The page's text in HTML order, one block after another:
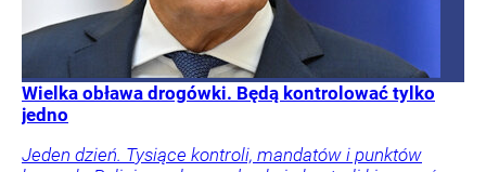
Wielka obława drogówki. Będą kontrolować tylko
jedno
Jeden dzień. Tysiące kontroli, mandatów i punktów